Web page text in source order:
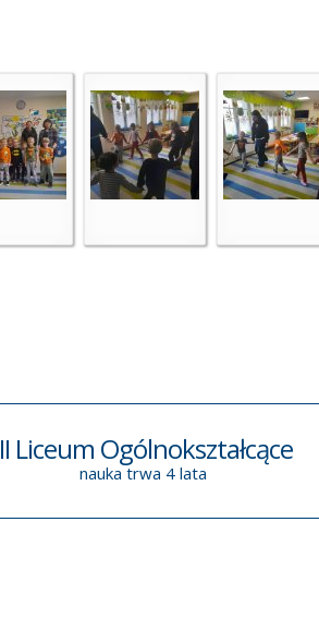
Liceum Ogólnokształcące
nauka trwa 4 lata